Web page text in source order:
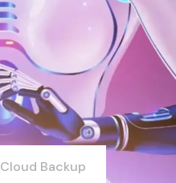
Cloud Backup